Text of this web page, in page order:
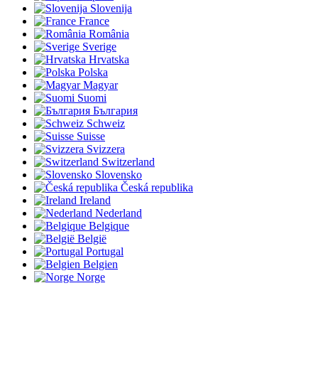
Slovenija
France
România
Sverige
Hrvatska
Polska
Magyar
Suomi
България
Schweiz
Suisse
Svizzera
Switzerland
Slovensko
Česká republika
Ireland
Nederland
Belgique
België
Portugal
Belgien
Norge